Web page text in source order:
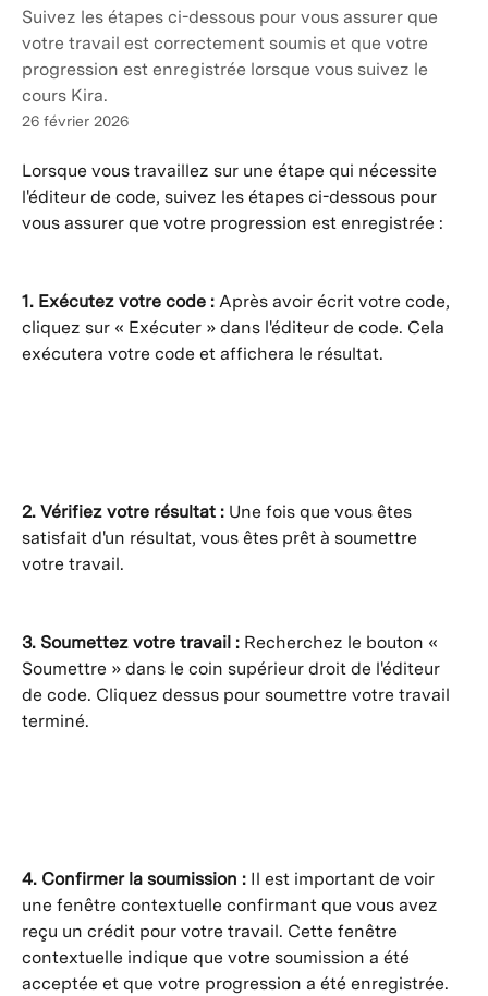
Suivez les étapes ci-dessous pour vous assurer que
votre travail est correctement soumis et que votre
progression est enregistrée lorsque vous suivez le
cours Kira.
26 février 2026
Lorsque vous travaillez sur une étape qui nécessite
l'éditeur de code, suivez les étapes ci-dessous pour
vous assurer que votre progression est enregistrée :
1. Exécutez votre code : Après avoir écrit votre code,
cliquez sur « Exécuter » dans l'éditeur de code. Cela
exécutera votre code et affichera le résultat.
2. Vérifiez votre résultat : Une fois que vous êtes
satisfait d'un résultat, vous êtes prêt à soumettre
votre travail.
3. Soumettez votre travail : Recherchez le bouton «
Soumettre » dans le coin supérieur droit de l'éditeur
de code. Cliquez dessus pour soumettre votre travail
terminé.
4. Confirmer la soumission : Il est important de voir
une fenêtre contextuelle confirmant que vous avez
reçu un crédit pour votre travail. Cette fenêtre
contextuelle indique que votre soumission a été
acceptée et que votre progression a été enregistrée.